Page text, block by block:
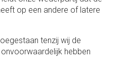
op een andere of latere
tenzij wij de
hebben